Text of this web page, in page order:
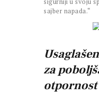
sajber napada.“
za
otpornost